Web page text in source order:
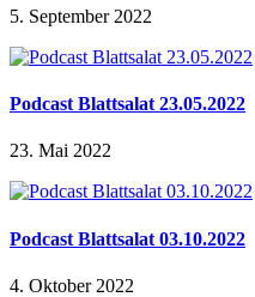
5. September 2022
Podcast Blattsalat 23.05.2022
23. Mai 2022
Podcast Blattsalat 03.10.2022
4. Oktober 2022